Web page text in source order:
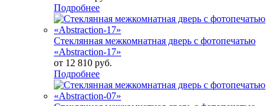
Подробнее
Стеклянная межкомнатная дверь с фотопечатью
«Abstraction-17»
от 12 810 руб.
Подробнее